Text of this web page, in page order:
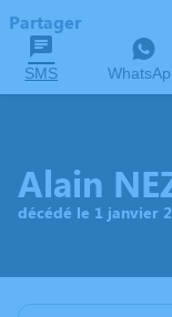
Partager
SMS
Alain
décédé le 1 janvier